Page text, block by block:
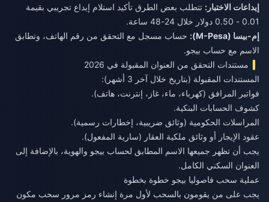
إيداعات الاختبار: تتطلب بعض الطرق تأكيد استلام إيداع تجريبي بقيمة
0.01 - 0.50 دولار خلال 24-48 ساعة.
إم-بيسا (M-Pesa):
حساب مسجل مع التحقق من رقم الهاتف، وتطابق
الاسم مع حساب بيجو.
مستندات التحقق من العنوان المقبولة في 2026
المستندات المقبولة (بتاريخ خلال آخر 3 أشهر):
فواتير المرافق (كهرباء، ماء، غاز، إنترنت، هاتف).
كشوف الحسابات البنكية.
المراسلات الحكومية (وثائق ضريبية، إخطارات رسمية).
عقود الإيجار أو وثائق ملكية العقار (سارية المفعول).
يجب أن تظهر جميعها الاسم المطابق لحساب بيجو والهوية، بالإضافة إلى
العنوان السكني الكامل.
عملية سحب فاصوليا بيجو خطوة بخطوة
يجب على من يقومون بالسحب لأول مرة إنشاء رمز مرور سحب مكون